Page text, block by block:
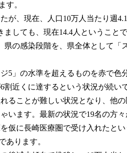
す。
が、現在、人口10万人当たり週
ましても、現在14.4人ということ
の感染段階を、県全体として「
」の水準を超えるものを赤で色
近くに達するという状況が続い
ることが難しい状況となり、他
います。最新の状況で19名の方
仮に長崎医療圏で受け入れたとい
あります。